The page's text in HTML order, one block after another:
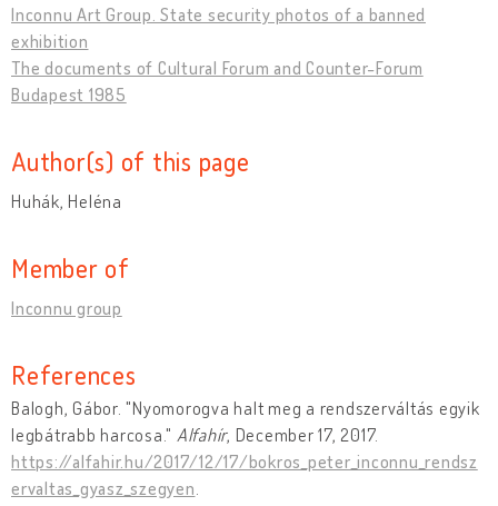
Inconnu Art Group. State security photos of a banned
exhibition
The documents of Cultural Forum and Counter-Forum
Budapest 1985
Author(s) of this page
Huhák, Heléna
Member of
Inconnu group
References
Balogh, Gábor. "Nyomorogva halt meg a rendszerváltás egyik
legbátrabb harcosa." Alfahír, December 17, 2017.
https://alfahir.hu/2017/12/17/bokros_peter_inconnu_rendsz
ervaltas_gyasz_szegyen